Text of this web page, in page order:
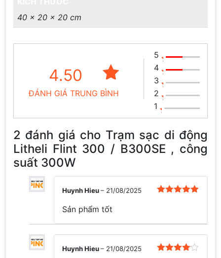
40 × 20 × 20 cm
4.50
ĐÁNH GIÁ TRUNG BÌNH
5
4
3
2
1
2 đánh giá cho Trạm sạc di động
Litheli Flint 300 / B300SE , công
suất 300W
Huynh Hieu– 21/08/2025
Sản phẩm tốt
Huynh Hieu– 21/08/2025